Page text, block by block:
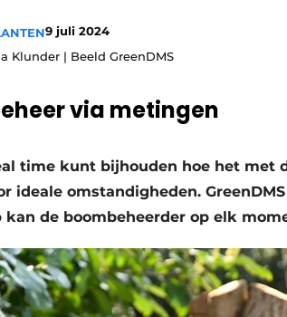
aanmelden
9 juli 2024
Klunder | Beeld GreenDMS
via metingen
time kunt bijhouden hoe het met
ideale omstandigheden.
kan de boombeheerder op elk